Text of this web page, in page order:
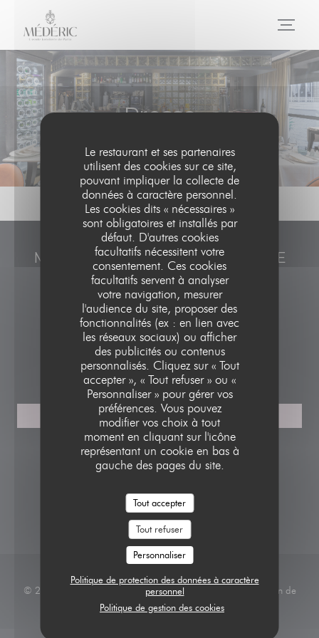
Personnalisation de vos choix en matière de cookies
Le restaurant et ses partenaires
utilisent des cookies sur ce site,
pouvant impliquer la collecte de
données à caractère personnel.
Les cookies dits « nécessaires »
sont obligatoires et installés par
défaut. D'autres cookies
facultatifs nécessitent votre
consentement. Ces cookies
facultatifs servent à analyser
votre navigation, mesurer
l'audience du site, proposer des
fonctionnalités (ex : en lien avec
les réseaux sociaux) ou afficher
des publicités ou contenus
personnalisés. Cliquez sur « Tout
accepter », « Tout refuser » ou «
Personnaliser » pour gérer vos
préférences. Vous pouvez
modifier vos choix à tout
moment en cliquant sur l'icône
représentant un cookie en bas à
gauche des pages du site.
Tout accepter
Tout refuser
Personnaliser
Politique de protection des données à caractère
personnel
Politique de gestion des cookies
Presse
MÉDÉRIC, L'ÉCOLE HÔTELIÈRE DE
PARIS
20 rue Médéric 75017 Paris((ouvre une nouvelle
01 42 12 62 13
RÉSERVATION
RÉSERVER
NOUS SUIVRE
Facebook ((ouvre une nouvelle
Instagram ((ouvre une
© 2026 MÉDÉRIC, L'ÉCOLE HÔTELIÈRE DE PARIS — Création de
site internet restaurant avecZenchef